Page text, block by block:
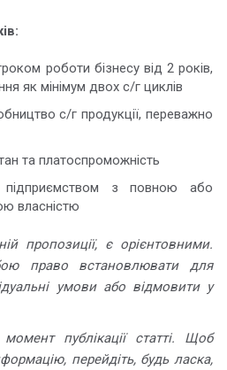
роботи бізнесу від 2 років,
як мінімум двох с/г циклів
с/г продукції, переважно
та платоспроможність
з повною або
власністю
пропозиції, є орієнтовними.
право встановлювати для
умови або відмовити у
публікації статті. Щоб
перейдіть, будь ласка,